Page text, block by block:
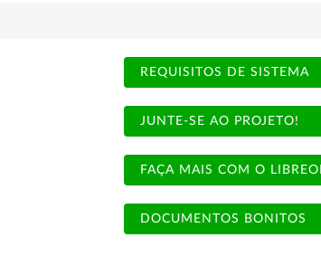
REQUISITOS DE SISTEMA
JUNTE-SE AO PROJETO!
FAÇA MAIS COM O
DOCUMENTOS BONITOS